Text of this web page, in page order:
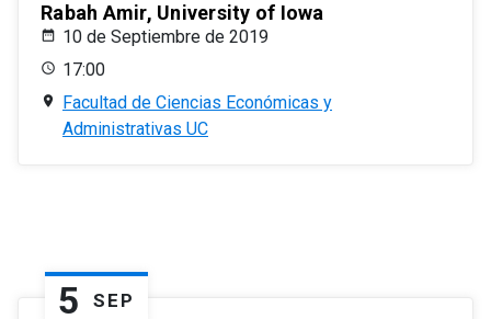
Rabah Amir, University of Iowa
10 de Septiembre de 2019
17:00
Facultad de Ciencias Económicas y
Administrativas UC
5 SEP